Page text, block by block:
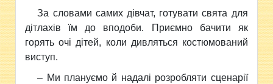
За словами самих дівчат, готувати свята для
дітлахів їм до вподоби. Приємно бачити як
горять очі дітей, коли дивляться костюмований
виступ.
– Ми плануємо й надалі розробляти сценарії